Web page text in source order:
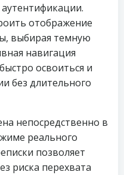
отображение
выбирая темную
навигация
освоиться и
без длительного
непосредственно в
реального
позволяет
риска перехвата